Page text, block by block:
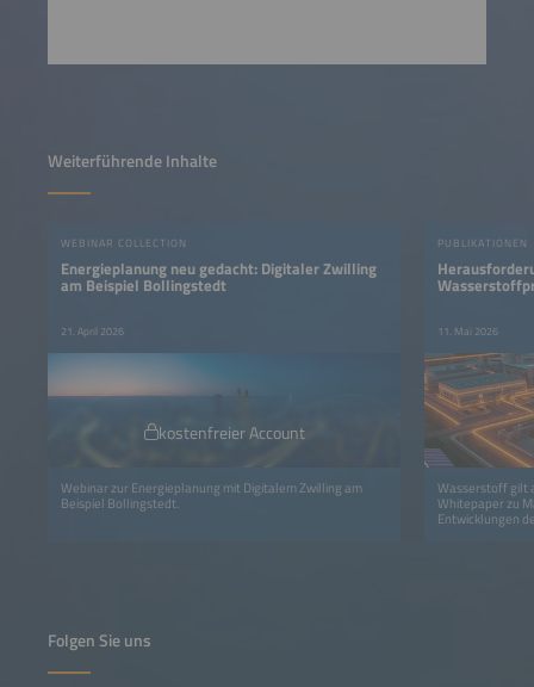
Weiterführende Inhalte
WEBINAR COLLECTION
Energieplanung neu gedacht: Digitaler Zwilling
am Beispiel Bollingstedt
21. April 2026
kostenfreier Account
Webinar zur Energieplanung mit Digitalem Zwilling am
Beispiel Bollingstedt.
PUBLIKATIONEN
11. Mai 2026
Wasserstoff gilt
Whitepaper zu
Entwicklungen
Folgen Sie uns